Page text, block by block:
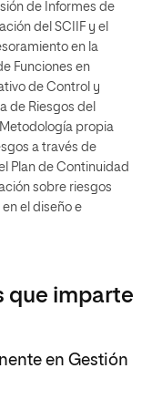
de Informes de
del SCIIF y el
en la
Funciones en
de Control y
de Riesgos del
propia
a través de
Plan de Continuidad
sobre riesgos
el diseño e
que imparte
en Gestión